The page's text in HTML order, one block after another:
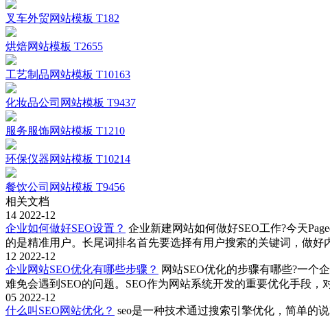
叉车外贸网站模板 T182
烘焙网站模板 T2655
工艺制品网站模板 T10163
化妆品公司网站模板 T9437
服务服饰网站模板 T1210
环保仪器网站模板 T10214
餐饮公司网站模板 T9456
相关文档
14 2022-12
企业如何做好SEO设置？ 企业新建网站如何做好SEO工作?今天
的是精准用户。长尾词排名首先要选择有用户搜索的关键词，做
12 2022-12
企业网站SEO优化有哪些步骤？ 网站SEO优化的步骤有哪些?一个
难免会遇到SEO的问题。SEO作为网站系统开发的重要优化手段
05 2022-12
什么叫SEO网站优化？ seo是一种技术通过搜索引擎优化，简单的